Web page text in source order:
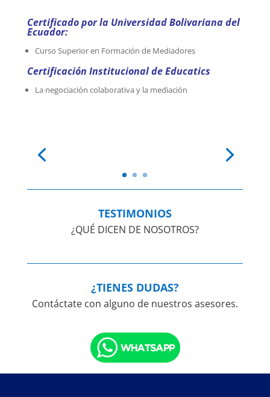
Certificado por la Universidad Bolivariana del
Ecuador:
Curso Superior en Formación de Mediadores
Certificación Institucional de Educatics
La negociación colaborativa y la mediación
TESTIMONIOS
¿QUÉ DICEN DE NOSOTROS?
¿TIENES DUDAS?
Contáctate con alguno de nuestros asesores.